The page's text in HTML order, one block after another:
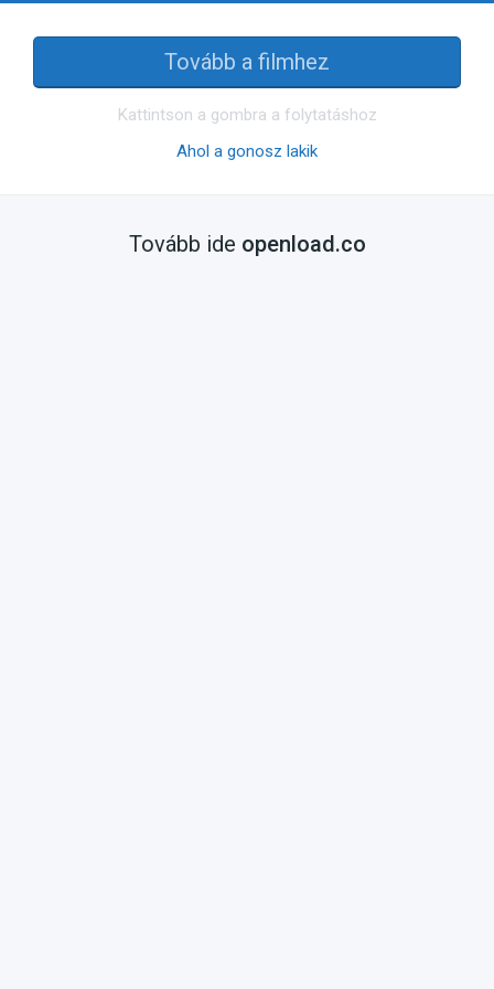
Tovább a filmhez
Kattintson a gombra a folytatáshoz
Ahol a gonosz lakik
Tovább ide openload.co